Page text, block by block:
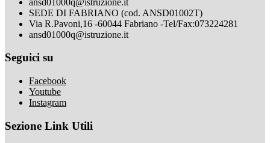
SEDE DI FABRIANO (cod. ANSD01002T)
Via R.Pavoni,16 -60044 Fabriano -Tel/Fax:073224281
ansd01000q@istruzione.it
Seguici su
Facebook
Youtube
Instagram
Sezione Link Utili